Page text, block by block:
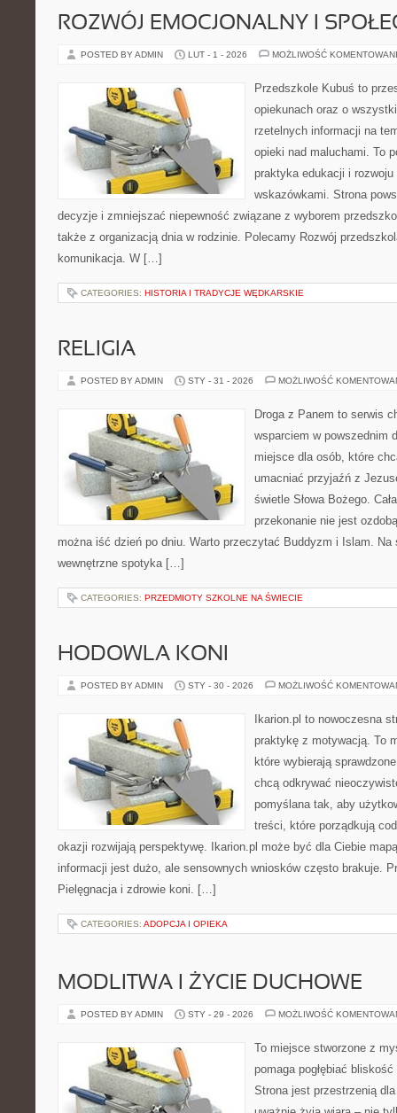
ROZWÓJ EMOCJONALNY I
POSTED BY ADMIN LUT - 1 - 2026 MOŻLIWOŚĆ
Przedszkole Kubuś to
opiekunach oraz o
rzetelnych informacji na
opieki nad maluchami. To
praktyka edukacji i
wskazówkami. Strona
decyzje i zmniejszać niepewność związane z wyborem
także z organizacją dnia w rodzinie. Polecamy Rozwój
komunikacja. W […]
CATEGORIES: HISTORIA I TRADYCJE WĘDKARSKIE
RELIGIA
POSTED BY ADMIN STY - 31 - 2026 MOŻLIWOŚĆ
Droga z Panem to serwis
wsparciem w powszednim
miejsce dla osób, które
umacniać przyjaźń z
świetle Słowa Bożego.
przekonanie nie jest
można iść dzień po dniu. Warto przeczytać Buddyzm i Islam.
wewnętrzne spotyka […]
CATEGORIES: PRZEDMIOTY SZKOLNE NA ŚWIECIE
HODOWLA KONI
POSTED BY ADMIN STY - 30 - 2026 MOŻLIWOŚĆ
Ikarion.pl to nowoczesna
praktykę z motywacją. To
które wybierają
chcą odkrywać
pomyślana tak, aby
treści, które porządkują
okazji rozwijają perspektywę. Ikarion.pl może być dla Ciebie
informacji jest dużo, ale sensownych wniosków często brakuje.
Pielęgnacja i zdrowie koni. […]
CATEGORIES: ADOPCJA I OPIEKA
MODLITWA I ŻYCIE DUCHOWE
POSTED BY ADMIN STY - 29 - 2026 MOŻLIWOŚĆ
To miejsce stworzone z
pomaga pogłębiać
Strona jest przestrzenią